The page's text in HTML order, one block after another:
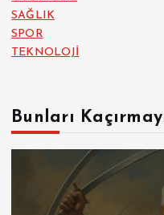
SAĞLIK
SPOR
TEKNOLOJİ
Bunları